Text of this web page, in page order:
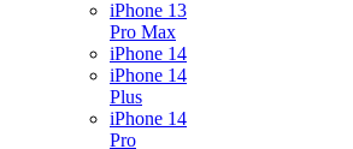
iPhone 13
Pro Max
iPhone 14
iPhone 14
Plus
iPhone 14
Pro